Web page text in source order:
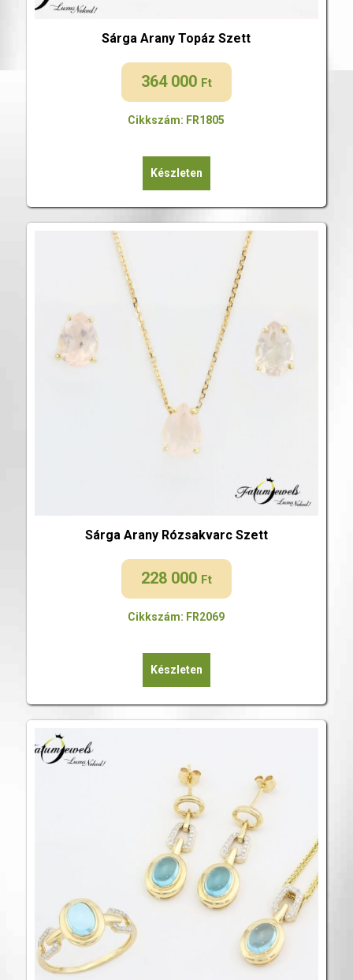
Sárga Arany Topáz Szett
364 000 Ft
Cikkszám: FR1805
Készleten
Sárga Arany Rózsakvarc Szett
228 000 Ft
Cikkszám: FR2069
Készleten